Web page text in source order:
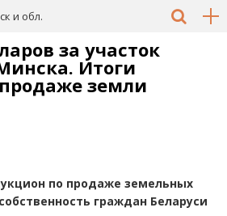
и обл.
за участок
Итоги
земли
по продаже земельных
граждан Беларуси